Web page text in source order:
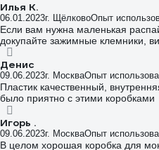
Илья К.
06.01.2023г. ЩёлковоОпыт
Если вам нужна маленькая
докупайте зажимные клемники,
Денис
09.06.2023г. МоскваОпыт
Пластик качественный,
было приятно с этими коробками
Игорь .
09.06.2023г. МоскваОпыт
В целом хорошая коробка для